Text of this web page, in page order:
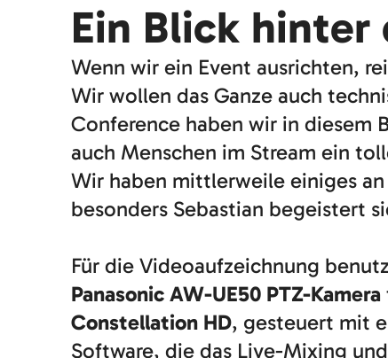
Ein Blick hinter
Wenn wir ein Event ausrichten,
Wir wollen das Ganze auch
Conference haben wir in diesem
auch Menschen im Stream ein
Wir haben mittlerweile einiges
besonders Sebastian begeistert
Für die Videoaufzeichnung
Panasonic AW-UE50 PTZ-Kamera
Constellation HD, gesteuert mit
Software, die das Live-Mixing